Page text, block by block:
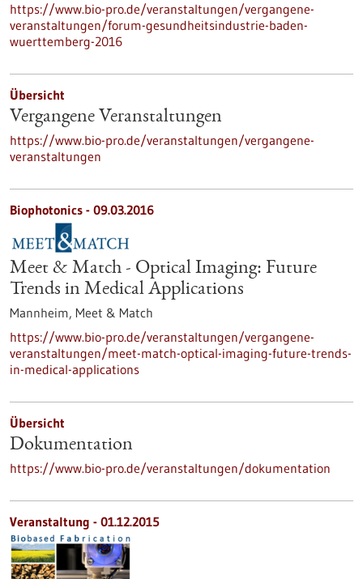
https://www.bio-pro.de/veranstaltungen/vergangene-
veranstaltungen/forum-gesundheitsindustrie-baden-
wuerttemberg-2016
Übersicht
Vergangene Veranstaltungen
https://www.bio-pro.de/veranstaltungen/vergangene-
veranstaltungen
Biophotonics - 09.03.2016
Meet & Match - Optical Imaging: Future
Trends in Medical Applications
Mannheim, Meet & Match
https://www.bio-pro.de/veranstaltungen/vergangene-
veranstaltungen/meet-match-optical-imaging-future-trends-
in-medical-applications
Übersicht
Dokumentation
https://www.bio-pro.de/veranstaltungen/dokumentation
Veranstaltung - 01.12.2015